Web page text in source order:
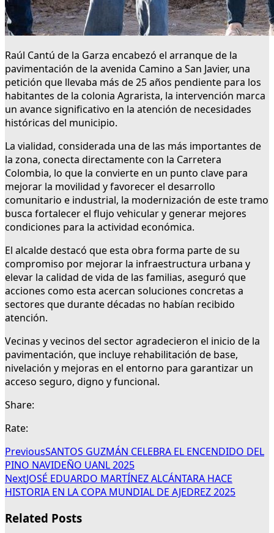
Raúl Cantú de la Garza encabezó el arranque de la
pavimentación de la avenida Camino a San Javier, una
petición que llevaba más de 25 años pendiente para los
habitantes de la colonia Agrarista, la intervención marca
un avance significativo en la atención de necesidades
históricas del municipio.
La vialidad, considerada una de las más importantes de
la zona, conecta directamente con la Carretera
Colombia, lo que la convierte en un punto clave para
mejorar la movilidad y favorecer el desarrollo
comunitario e industrial, la modernización de este tramo
busca fortalecer el flujo vehicular y generar mejores
condiciones para la actividad económica.
El alcalde destacó que esta obra forma parte de su
compromiso por mejorar la infraestructura urbana y
elevar la calidad de vida de las familias, aseguró que
acciones como esta acercan soluciones concretas a
sectores que durante décadas no habían recibido
atención.
Vecinas y vecinos del sector agradecieron el inicio de la
pavimentación, que incluye rehabilitación de base,
nivelación y mejoras en el entorno para garantizar un
acceso seguro, digno y funcional.
Share:
Rate:
PreviousSANTOS GUZMÁN CELEBRA EL ENCENDIDO DEL
PINO NAVIDEÑO UANL 2025
NextJOSÉ EDUARDO MARTÍNEZ ALCÁNTARA HACE
HISTORIA EN LA COPA MUNDIAL DE AJEDREZ 2025
Related Posts